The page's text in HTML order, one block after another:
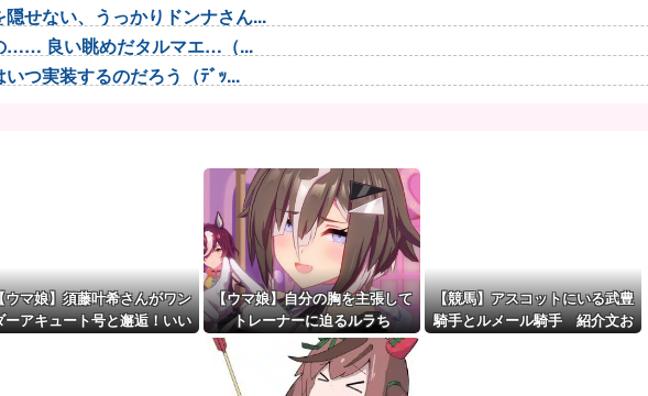
隠せない、うっかりドンナさん...
…… 良い眺めだタルマエ…（...
つ実装するのだろう（ﾃﾞｯ...
おかしい。軍拡競争を助長し世...
よ3
にしょっちゅうペアで仕事して...
シャカール、中距離先行編成...
2か月置きに実装予定！第...
ウマ娘】須藤叶希さんがワン
ーアキュート号と邂逅！いい
【ウマ娘】自分の胸を主張して
トレーナーに迫るルラち
【競馬】アスコットにいる武豊
騎手とルメール騎手 紹介文お